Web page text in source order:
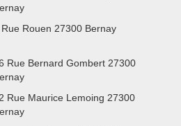
Rouen 27300 Bernay
Rue Bernard Gombert 27300
Rue Maurice Lemoing 27300